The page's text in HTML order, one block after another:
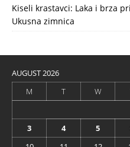
Kiseli krastavci: Laka i brza
Ukusna zimnica
AUGUST 2026
M
T W
3
4 5